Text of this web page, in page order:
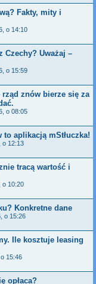
Fakty, mity i
o 14:10
Czechy? Uważaj –
o 15:59
znów bierze się za
o 08:05
to aplikacją mStłuczka!
o 12:13
tracą wartość i
o 10:20
Konkretne dane
o 15:26
Ile kosztuje leasing
15:46
opłaca?